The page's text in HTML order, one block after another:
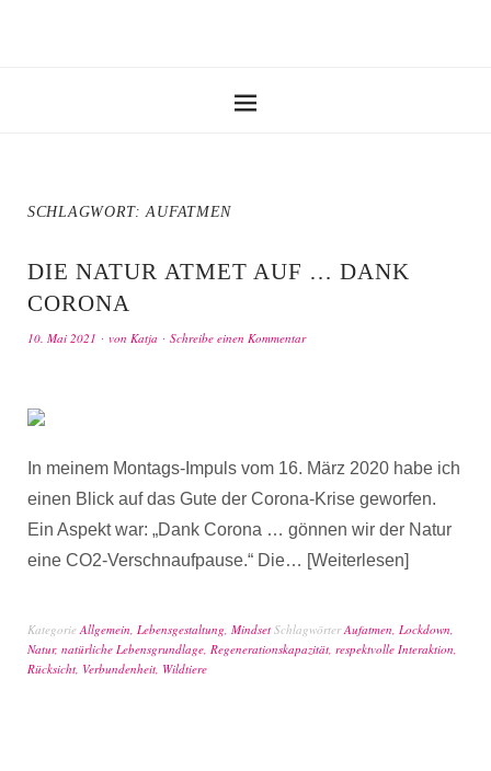
SCHLAGWORT:AUFATMEN
DIE NATUR ATMET AUF … DANK
CORONA
10. Mai 2021 von Katja Schreibe einen Kommentar
In meinem Montags-Impuls vom 16. März 2020 habe ich
einen Blick auf das Gute der Corona-Krise geworfen.
Ein Aspekt war: „Dank Corona … gönnen wir der Natur
eine CO2-Verschnaufpause.“ Die… Weiterlesen
KategorieAllgemein, Lebensgestaltung, Mindset SchlagwörterAufatmen, Lockdown,
Natur, natürliche Lebensgrundlage, Regenerationskapazität, respektvolle Interaktion,
Rücksicht, Verbundenheit, Wildtiere